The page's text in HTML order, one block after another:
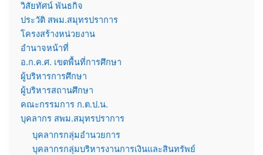
วิสัยทัศน์ พันธกิจ
ประวัติ สพม.สมุทรปราการ
โครงสร้างหน่วยงาน
อำนาจหน้าที่
อ.ก.ค.ศ. เขตพื้นที่การศึกษา
ผู้บริหารการศึกษา
ผู้บริหารสถานศึกษา
คณะกรรมการ ก.ต.ป.น.
บุคลากร สพม.สมุทรปราการ
บุคลากรกลุ่มอำนวยการ
บุคลากรกลุ่มบริหารงานการเงินและสินทรัพย์